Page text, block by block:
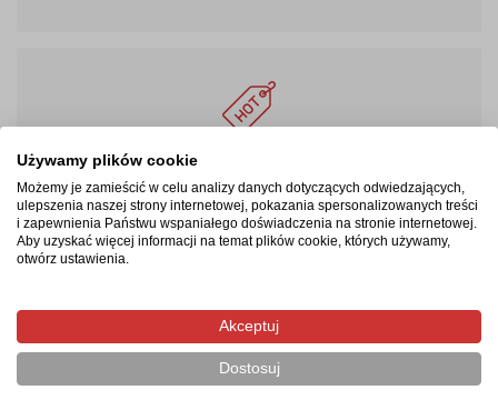
Masz prawo być zadowolonym
24 - miesięczna gwarancja, możliwość zwrotu produktu
Produkty pokrewne/powiązane
Używamy plików cookie
Możemy je zamieścić w celu analizy danych dotyczących odwiedzających,
ulepszenia naszej strony internetowej, pokazania spersonalizowanych treści
i zapewnienia Państwu wspaniałego doświadczenia na stronie internetowej.
Aby uzyskać więcej informacji na temat plików cookie, których używamy,
otwórz ustawienia.
Akceptuj
Dostosuj